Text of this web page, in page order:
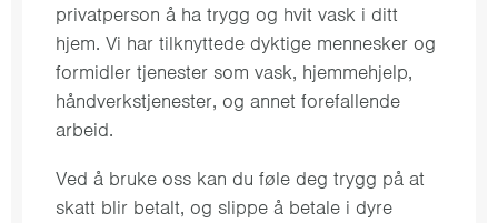
privatperson å ha trygg og hvit vask i ditt
hjem. Vi har tilknyttede dyktige mennesker og
formidler tjenester som vask, hjemmehjelp,
håndverkstjenester, og annet forefallende
arbeid.
Ved å bruke oss kan du føle deg trygg på at
skatt blir betalt, og slippe å betale i dyre